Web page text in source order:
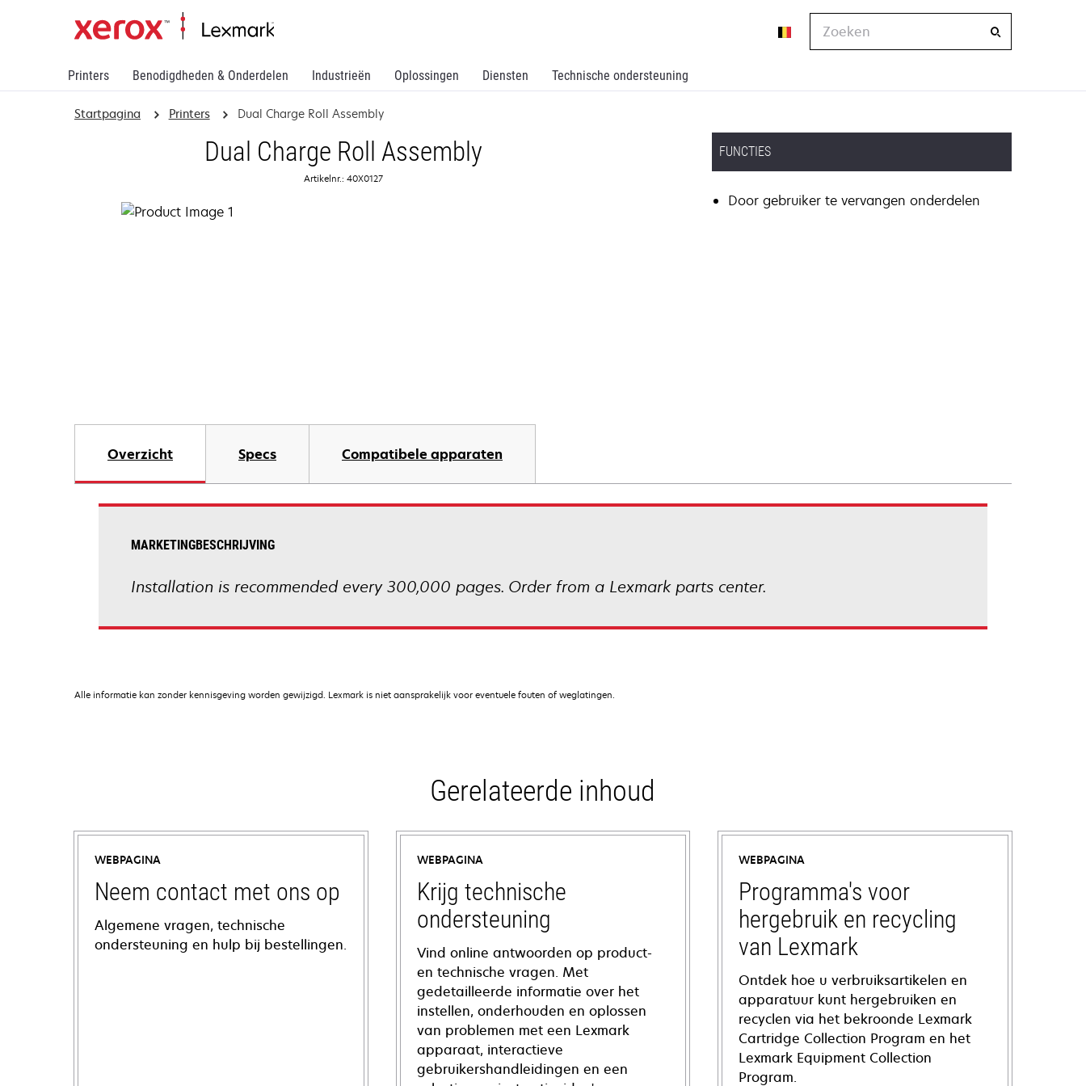
Printers Benodigdheden & Onderdelen Industrieën Oplossingen Diensten Technische ondersteuning
Zoeken
Startpagina Printers Dual Charge Roll Assembly
Dual Charge Roll Assembly
Artikelnr.: 40X0127
FUNCTIES
Door gebruiker te vervangen onderdelen
Overzicht Specs Compatibele apparaten
MARKETINGBESCHRIJVING
Installation is recommended every 300,000 pages. Order from a Lexmark parts center.
Alle informatie kan zonder kennisgeving worden gewijzigd. Lexmark is niet aansprakelijk voor eventuele fouten of weglatingen.
Gerelateerde inhoud
WEBPAGINA
Neem contact met ons op
Algemene vragen, technische
ondersteuning en hulp bij bestellingen.
WEBPAGINA
Krijg technische
ondersteuning
Vind online antwoorden op product-
en technische vragen. Met
gedetailleerde informatie over het
instellen, onderhouden en oplossen
van problemen met een Lexmark
apparaat, interactieve
gebruikershandleidingen en een
WEBPAGINA
Programma's voor
hergebruik en recycling
van Lexmark
Ontdek hoe u verbruiksartikelen en
apparatuur kunt hergebruiken en
recyclen via het bekroonde Lexmark
Cartridge Collection Program en het
Lexmark Equipment Collection
Program.